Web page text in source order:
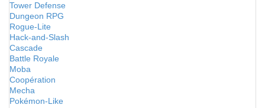
Tower Defense
Dungeon RPG
Rogue-Lite
Hack-and-Slash
Cascade
Battle Royale
Moba
Coopération
Mecha
Pokémon-Like